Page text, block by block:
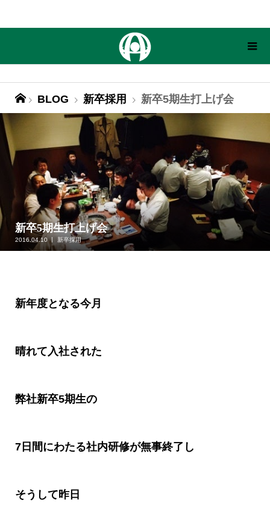
BLOG 新卒採用 新卒5期生打上げ会
新卒5期生打上げ会
2016.04.10 新卒採用
新年度となる今月
晴れて入社された
弊社新卒5期生の
7日間にわたる社内研修が無事終了し
そうして昨日